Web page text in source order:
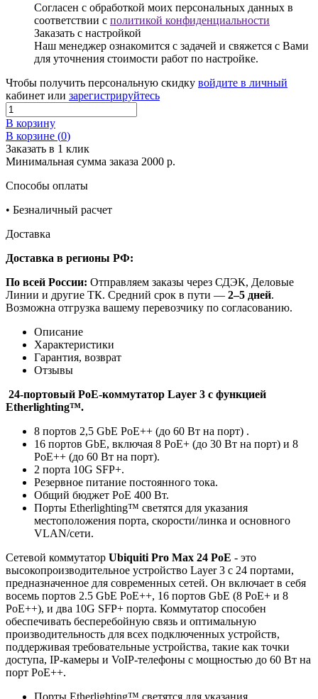
Согласен с обработкой моих персональных данных в
соответствии с политикой конфиденциальности
Заказать с настройкой
Наш менеджер ознакомится с задачей и свяжется с Вами
для уточнения стоимости работ по настройке.
Чтобы получить персональную скидку войдите в личный
кабинет или зарегистрируйтесь
В корзину
В корзине (0)
Заказать в 1 клик
Минимальная сумма заказа 2000 р.
Способы оплаты
• Безналичный расчет
Доставка
Доставка в регионы РФ:
По всей России: Отправляем заказы через СДЭК, Деловые
Линии и другие ТК. Средний срок в пути — 2–5 дней.
Возможна отгрузка вашему перевозчику по согласованию.
Описание
Характеристики
Гарантия, возврат
Отзывы
24-портовый PoE-коммутатор Layer 3 с функцией
Etherlighting™.
8 портов 2,5 GbE PoE++ (до 60 Вт на порт) .
16 портов GbE, включая 8 PoE+ (до 30 Вт на порт) и 8
PoE++ (до 60 Вт на порт).
2 порта 10G SFP+.
Резервное питание постоянного тока.
Общий бюджет PoE 400 Вт.
Порты Etherlighting™ светятся для указания
местоположения порта, скорости/линка и основного
VLAN/сети.
Сетевой коммутатор Ubiquiti Pro Max 24 PoE - это
высокопроизводительное устройство Layer 3 с 24 портами,
предназначенное для современных сетей. Он включает в себя
восемь портов 2.5 GbE PoE++, 16 портов GbE (8 PoE+ и 8
PoE++), и два 10G SFP+ порта. Коммутатор способен
обеспечивать бесперебойную связь и оптимальную
производительность для всех подключенных устройств,
поддерживая требовательные устройства, такие как точки
доступа, IP-камеры и VoIP-телефоны с мощностью до 60 Вт на
порт PoE++.
Порты Etherlighting™ светятся для указания